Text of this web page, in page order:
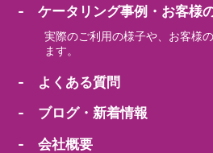
- ケータリング事例・お客様
実際のご利用の様子や、お客様
ます。
- よくある質問
- ブログ・新着情報
- 会社概要